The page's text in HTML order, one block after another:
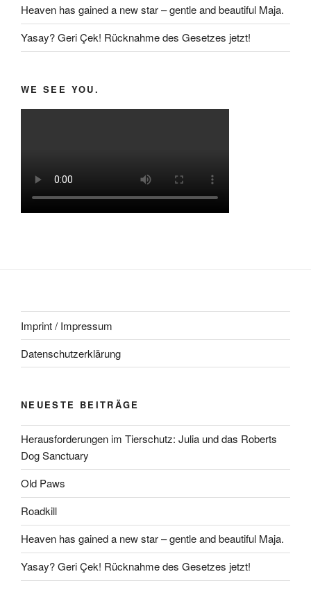
Heaven has gained a new star – gentle and beautiful Maja.
Yasay? Geri Çek! Rücknahme des Gesetzes jetzt!
WE SEE YOU.
Imprint / Impressum
Datenschutzerklärung
NEUESTE BEITRÄGE
Herausforderungen im Tierschutz: Julia und das Roberts
Dog Sanctuary
Old Paws
Roadkill
Heaven has gained a new star – gentle and beautiful Maja.
Yasay? Geri Çek! Rücknahme des Gesetzes jetzt!